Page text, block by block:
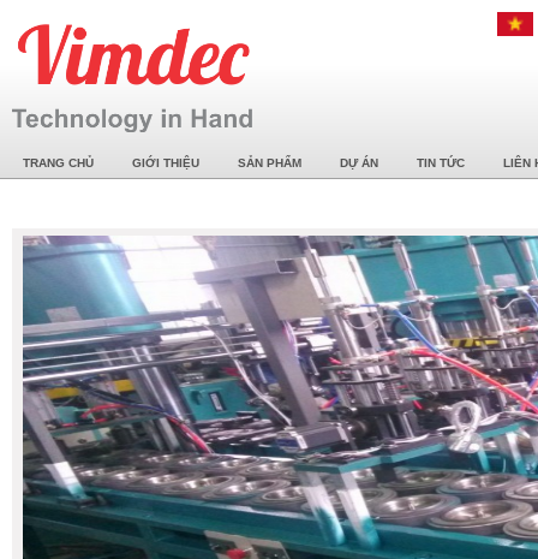
TRANG CHỦ GIỚI THIỆU SẢN PHẨM DỰ ÁN TIN TỨC LIÊN